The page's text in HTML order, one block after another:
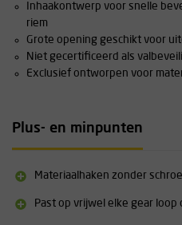
Inhaakontwerp voor snelle
riem
Grote opening geschikt voor
Niet gecertificeerd als
Exclusief ontworpen voor
Plus- en minpunten
Materiaalhaken zonder
Past op vrijwel elke gear loop